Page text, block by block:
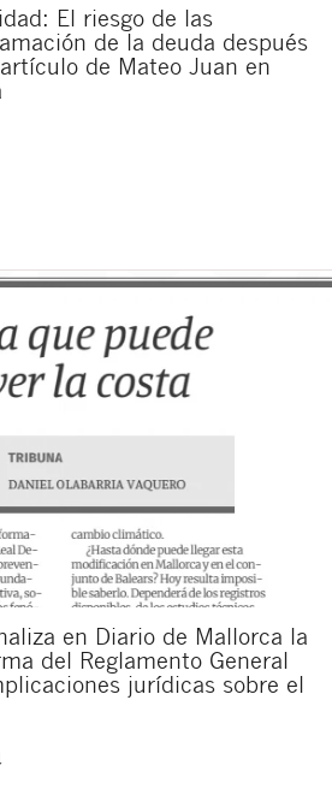
El riesgo de las
de la deuda después
de Mateo Juan en
en Diario de Mallorca la
del Reglamento General
jurídicas sobre el